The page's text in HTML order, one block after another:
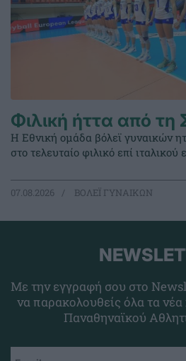
Φιλική ήττα από τη
Η Εθνική ομάδα βόλεϊ γυναικών
στο τελευταίο φιλικό επί ιταλικού
07.08.2026 ΒΟΛΕΪ ΓΥΝΑΙΚΩΝ
Με την εγγραφή σου στο
να παρακολουθείς όλα τα νέα
Παναθηναϊκού